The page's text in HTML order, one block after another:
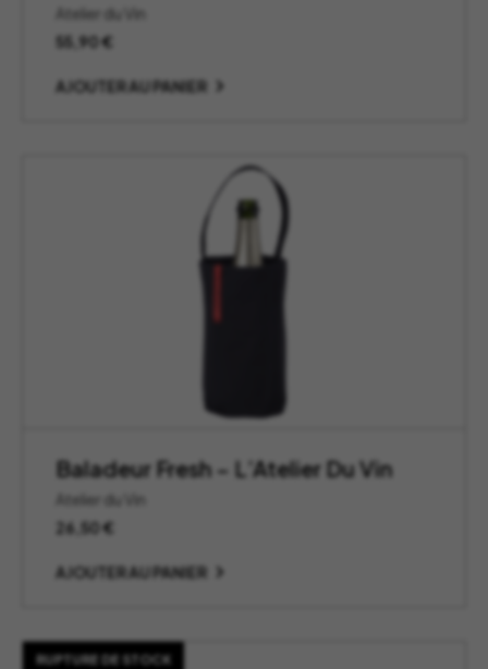
Atelier du Vin
55,90€
AJOUTER AU PANIER
Baladeur Fresh – L’Atelier Du Vin
Atelier du Vin
26,50€
AJOUTER AU PANIER
RUPTURE DE STOCK